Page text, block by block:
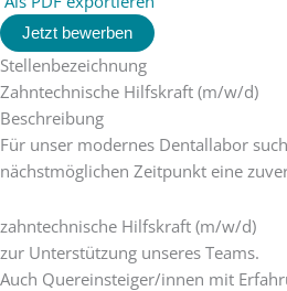
Jetzt bewerben
Stellenbezeichnung
Zahntechnische Hilfskraft (m/w/d)
Beschreibung
Für unser modernes Dentallabor
nächstmöglichen Zeitpunkt eine
zahntechnische Hilfskraft (m/w/d)
zur Unterstützung unseres Teams.
Auch Quereinsteiger/innen mit